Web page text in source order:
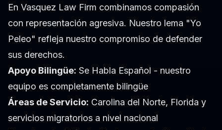
En Vasquez Law Firm combinamos compasión
con representación agresiva. Nuestro lema "Yo
Peleo" refleja nuestro compromiso de defender
sus derechos.
Apoyo Bilingüe: Se Habla Español - nuestro
equipo es completamente bilingüe
Áreas de Servicio: Carolina del Norte, Florida y
servicios migratorios a nivel nacional